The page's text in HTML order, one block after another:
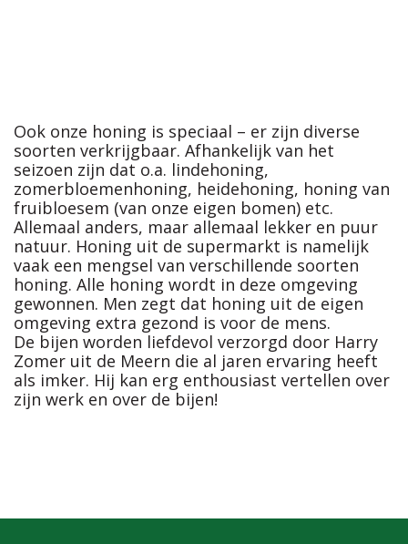
Ook onze honing is speciaal – er zijn diverse
soorten verkrijgbaar. Afhankelijk van het
seizoen zijn dat o.a. lindehoning,
zomerbloemenhoning, heidehoning, honing van
fruibloesem (van onze eigen bomen) etc.
Allemaal anders, maar allemaal lekker en puur
natuur. Honing uit de supermarkt is namelijk
vaak een mengsel van verschillende soorten
honing. Alle honing wordt in deze omgeving
gewonnen. Men zegt dat honing uit de eigen
omgeving extra gezond is voor de mens.
De bijen worden liefdevol verzorgd door Harry
Zomer uit de Meern die al jaren ervaring heeft
als imker. Hij kan erg enthousiast vertellen over
zijn werk en over de bijen!